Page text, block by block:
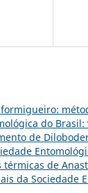
do Brasil:
de
térmicas de
da Sociedade